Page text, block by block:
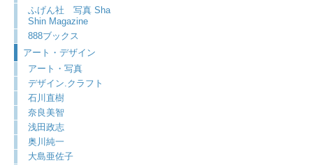
ふげん社 写真 Sha
Shin Magazine
888ブックス
アート・デザイン
アート・写真
デザイン.クラフト
石川直樹
奈良美智
浅田政志
奥川純一
大島亜佐子